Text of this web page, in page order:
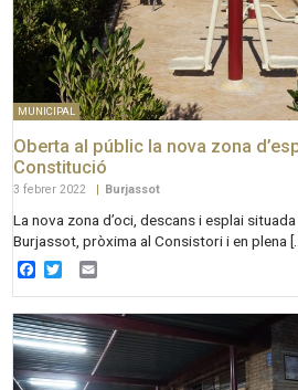
MUNICIPAL
Oberta al públic la nova zona
Constitució
3 febrer 2022 Burjassot
La nova zona d’oci, descans i esplai
Burjassot, pròxima al Consistori i en plena
Facebook
Twitter